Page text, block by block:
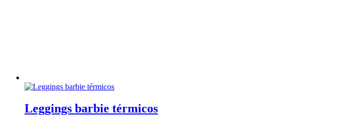
Leggings barbie térmicos